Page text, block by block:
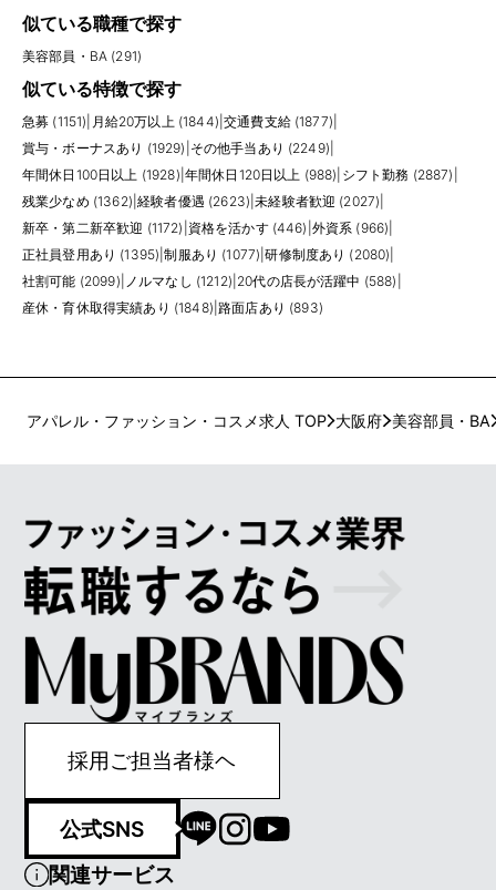
似ている職種で探す
美容部員・BA (291)
似ている特徴で探す
急募 (1151) 月給20万以上 (1844) |交通費支給 (1877)
賞与・ボーナスあり (1929) その他手当あり (2249)
年間休日100日以上 (1928) 年間休日120日以上 (988) シフト勤務 (2887)
残業少なめ (1362) |経験者優遇 (2623) |未経験者歓迎 (2027)
新卒・第二新卒歓迎 (1172) 資格を活かす (446) 外資系 (966)
正社員登用あり (1395) |制服あり (1077) |研修制度あり (2080)
社割可能 (2099) ノルマなし (1212) 20代の店長が活躍中 (588)
産休・育休取得実績あり (1848) |路面店あり (893)
アパレル・ファッション・コスメ求人 TOP 大阪府 美容部員・BA
採用ご担当者様ヘ
公式SNS
関連サービス